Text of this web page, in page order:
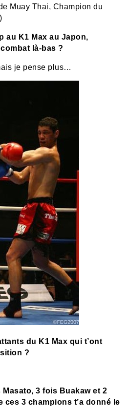
Muay Thai, Champion du
au K1 Max au Japon,
là-bas ?
je pense plus…
du K1 Max qui t’ont
?
3 fois Buakaw et 2
ces 3 champions t’a donné le